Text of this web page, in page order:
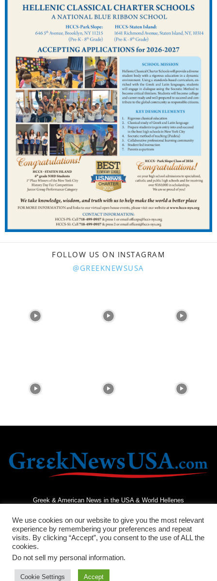
FOLLOW US ON INSTAGRAM
@GREEKNEWSUSA
Greek & American News in the USA & World Hellenes
Terms and Conditions
We use cookies on our website to give you the most relevant
experience by remembering your preferences and repeat
visits. By clicking “Accept”, you consent to the use of ALL the
cookies.
Do not sell my personal information.
Cookie Settings Accept